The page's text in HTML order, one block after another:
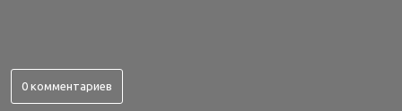
0 комментариев